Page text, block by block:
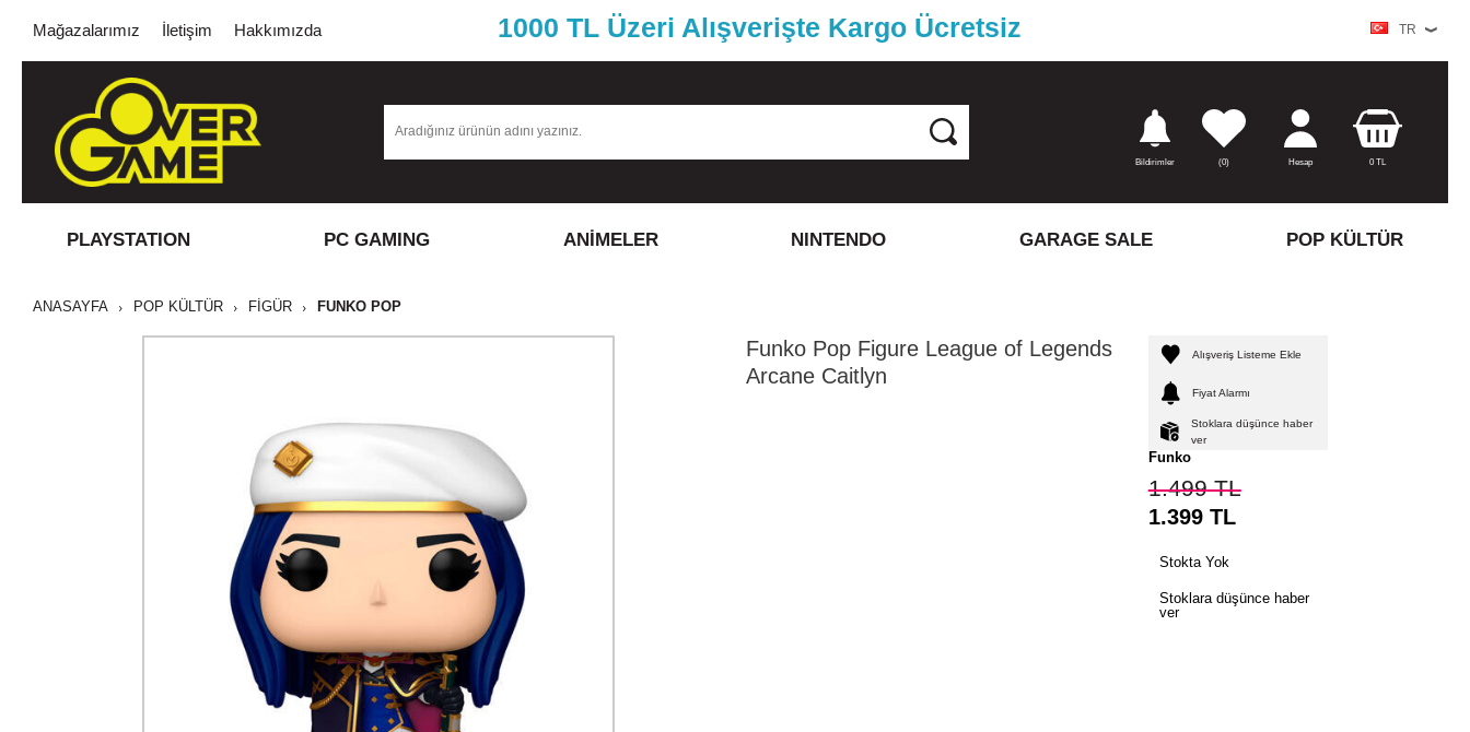
Mağazalarımız İletişim Hakkımızda 1000 TL Üzeri Alışverişte Kargo Ücretsiz TR
Bildirimler (0) Hesap 0TL
PLAYSTATION PC GAMING ANİMELER NINTENDO GARAGE SALE POP KÜLTÜR
ANASAYFA POP KÜLTÜR FİGÜR FUNKO POP
Funko Pop Figure League of Legends
Arcane Caitlyn
Alışveriş Listeme Ekle
Fiyat Alarmı
Stoklara düşünce haber
ver
Funko
1.499TL
1.399TL
Stokta Yok
Stoklara düşünce haber
ver